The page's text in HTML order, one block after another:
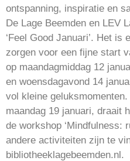
ontspanning, inspiratie en
De Lage Beemden en LEV
‘Feel Good Januari’. Het
zorgen voor een fijne start
op maandagmiddag 12
en woensdagavond 14
vol kleine
maandag 19 januari, draait
de workshop ‘Mindfulness:
andere activiteiten zijn te
bibliotheeklagebeemden.nl.